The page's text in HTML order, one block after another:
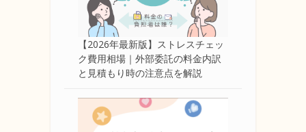
【2026年最新版】ストレスチェッ
ク費用相場｜外部委託の料金内訳
と見積もり時の注意点を解説